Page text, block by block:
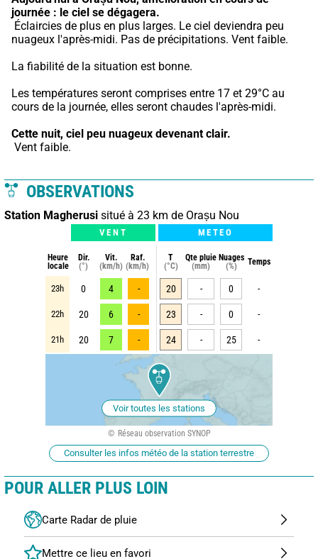
journée : le ciel se dégagera.
nuageux l'après-midi. Pas de précipitations. Vent faible.
La fiabilité de la situation est bonne.
Les températures seront comprises entre 17 et 29°C au
cours de la journée, elles seront chaudes l'après-midi.
Cette nuit, ciel peu nuageux devenant clair.
Vent faible.
OBSERVATIONS
Station Magherusi situé à 23 km de Orașu Nou
VENT METEO
Heure
locale
Dir.
(°)
Vit.
(km/h)
Raf.
(km/h)
T
(°C)
Qte pluie
(mm)
Nuages
(%)
Temps
23h 0 4 - 20 - 0 -
22h 20 6 - 23 - 0 -
21h 20 7 - 24 - 25 -
Voir toutes les stations
Réseau observation SYNOP
Consulter les infos météo de la station terrestre
POUR ALLER PLUS LOIN
Carte Radar de pluie